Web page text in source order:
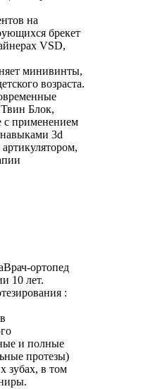
на
брекет
VSD,
минивинты,
возраста.
Блок,
с применением
3d
Врач-ортопед
10 лет.
:
и полные
протезы)
зубах, в том